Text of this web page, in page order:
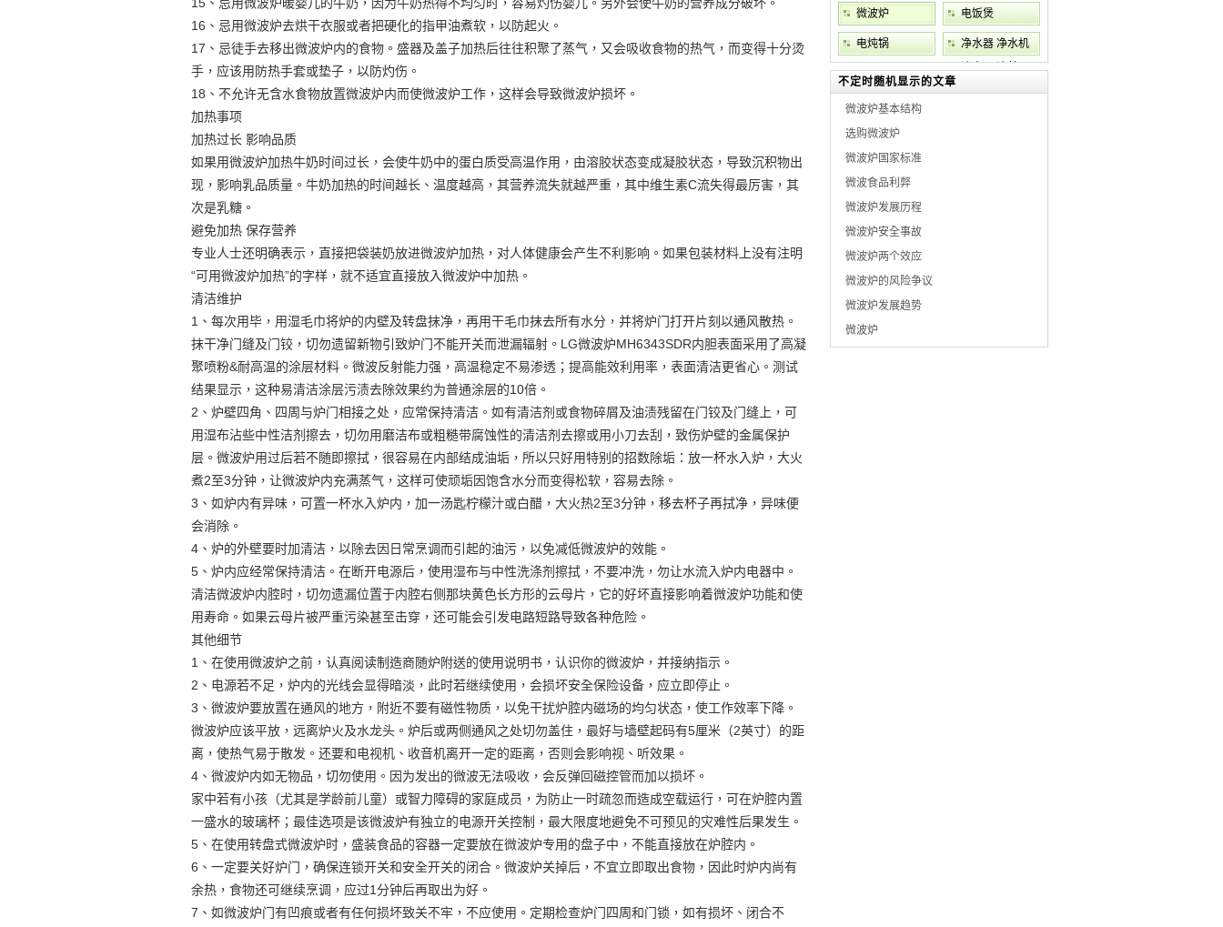
16、忌用微波炉去烘干衣服或者把硬化的指甲油煮软，以防起火。
17、忌徒手去移出微波炉内的食物。盛器及盖子加热后往往积聚了蒸气，又会吸收食物的热气，而变得十分烫
手，应该用防热手套或垫子，以防灼伤。
18、不允许无含水食物放置微波炉内而使微波炉工作，这样会导致微波炉损坏。
加热事项
加热过长 影响品质
如果用微波炉加热牛奶时间过长，会使牛奶中的蛋白质受高温作用，由溶胶状态变成凝胶状态，导致沉积物出
现，影响乳品质量。牛奶加热的时间越长、温度越高，其营养流失就越严重，其中维生素C流失得最厉害，其
次是乳糖。
避免加热 保存营养
专业人士还明确表示，直接把袋装奶放进微波炉加热，对人体健康会产生不利影响。如果包装材料上没有注明
“可用微波炉加热”的字样，就不适宜直接放入微波炉中加热。
清洁维护
1、每次用毕，用湿毛巾将炉的内壁及转盘抹净，再用干毛巾抹去所有水分，并将炉门打开片刻以通风散热。
抹干净门缝及门铰，切勿遗留新物引致炉门不能开关而泄漏辐射。LG微波炉MH6343SDR内胆表面采用了高凝
聚喷粉&耐高温的涂层材料。微波反射能力强，高温稳定不易渗透；提高能效利用率，表面清洁更省心。测试
结果显示，这种易清洁涂层污渍去除效果约为普通涂层的10倍。
2、炉壁四角、四周与炉门相接之处，应常保持清洁。如有清洁剂或食物碎屑及油渍残留在门铰及门缝上，可
用湿布沾些中性洁剂擦去，切勿用磨洁布或粗糙带腐蚀性的清洁剂去擦或用小刀去刮，致伤炉壁的金属保护
层。微波炉用过后若不随即擦拭，很容易在内部结成油垢，所以只好用特别的招数除垢：放一杯水入炉，大火
煮2至3分钟，让微波炉内充满蒸气，这样可使顽垢因饱含水分而变得松软，容易去除。
3、如炉内有异味，可置一杯水入炉内，加一汤匙柠檬汁或白醋，大火热2至3分钟，移去杯子再拭净，异味便
会消除。
4、炉的外壁要时加清洁，以除去因日常烹调而引起的油污，以免减低微波炉的效能。
5、炉内应经常保持清洁。在断开电源后，使用湿布与中性洗涤剂擦拭，不要冲洗，勿让水流入炉内电器中。
清洁微波炉内腔时，切勿遗漏位置于内腔右侧那块黄色长方形的云母片，它的好坏直接影响着微波炉功能和使
用寿命。如果云母片被严重污染甚至击穿，还可能会引发电路短路导致各种危险。
其他细节
1、在使用微波炉之前，认真阅读制造商随炉附送的使用说明书，认识你的微波炉，并接纳指示。
2、电源若不足，炉内的光线会显得暗淡，此时若继续使用，会损坏安全保险设备，应立即停止。
3、微波炉要放置在通风的地方，附近不要有磁性物质，以免干扰炉腔内磁场的均匀状态，使工作效率下降。
微波炉应该平放，远离炉火及水龙头。炉后或两侧通风之处切勿盖住，最好与墙壁起码有5厘米（2英寸）的距
离，使热气易于散发。还要和电视机、收音机离开一定的距离，否则会影响视、听效果。
4、微波炉内如无物品，切勿使用。因为发出的微波无法吸收，会反弹回磁控管而加以损坏。
家中若有小孩（尤其是学龄前儿童）或智力障碍的家庭成员，为防止一时疏忽而造成空载运行，可在炉腔内置
一盛水的玻璃杯；最佳选项是该微波炉有独立的电源开关控制，最大限度地避免不可预见的灾难性后果发生。
5、在使用转盘式微波炉时，盛装食品的容器一定要放在微波炉专用的盘子中，不能直接放在炉腔内。
6、一定要关好炉门，确保连锁开关和安全开关的闭合。微波炉关掉后，不宜立即取出食物，因此时炉内尚有
余热，食物还可继续烹调，应过1分钟后再取出为好。
7、如微波炉门有凹痕或者有任何损坏致关不牢，不应使用。定期检查炉门四周和门锁，如有损坏、闭合不
微波炉 电饭煲
电炖锅
净水器 净水机
滤水器 滤芯
不定时随机显示的文章
微波炉基本结构
选购微波炉
微波炉国家标准
微波食品利弊
微波炉发展历程
微波炉安全事故
微波炉两个效应
微波炉的风险争议
微波炉发展趋势
微波炉